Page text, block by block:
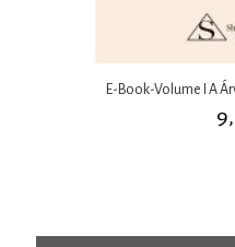
E-Book-Volume I A